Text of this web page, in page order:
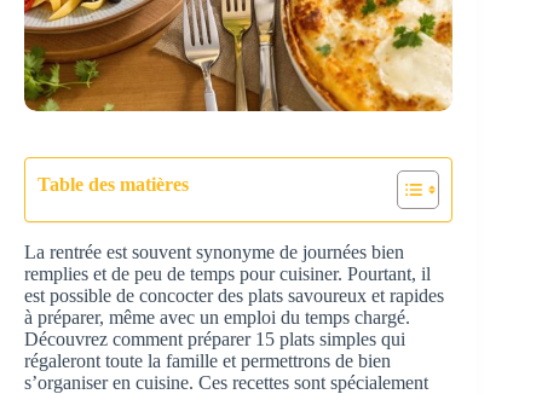
Table des matières
La rentrée est souvent synonyme de journées bien
remplies et de peu de temps pour cuisiner. Pourtant, il
est possible de concocter des plats savoureux et rapides
à préparer, même avec un emploi du temps chargé.
Découvrez comment préparer 15 plats simples qui
régaleront toute la famille et permettrons de bien
s’organiser en cuisine. Ces recettes sont spécialement